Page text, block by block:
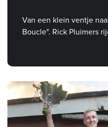
Van een klein ventje
Boucle". Rick Pluimers